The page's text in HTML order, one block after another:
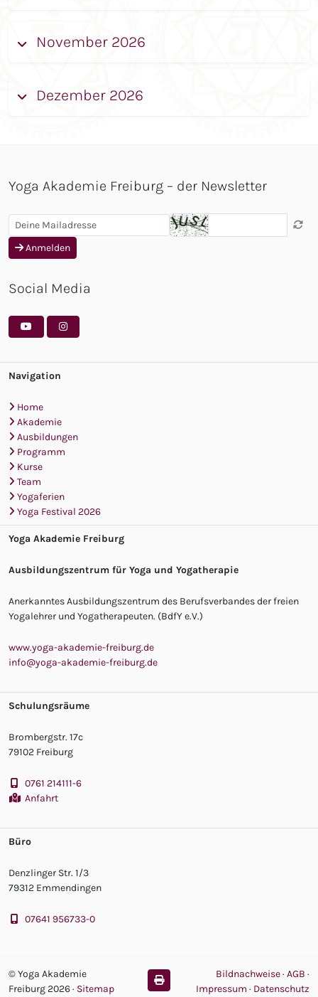
November 2026
Dezember 2026
Yoga Akademie Freiburg – der Newsletter
Anmelden
Social Media
Navigation
Home
Akademie
Ausbildungen
Programm
Kurse
Team
Yogaferien
Yoga Festival 2026
Yoga Akademie Freiburg
Ausbildungszentrum für Yoga und Yogatherapie
Anerkanntes Ausbildungszentrum des Berufsverbandes der freien
Yogalehrer und Yogatherapeuten. (BdfY e.V.)
www.yoga-akademie-freiburg.de
info@yoga-akademie-freiburg.de
Schulungsräume
Brombergstr. 17c
79102 Freiburg
0761 214111-6
Anfahrt
Büro
Denzlinger Str. 1/3
79312 Emmendingen
07641 956733-0
© Yoga Akademie
Freiburg 2026· Sitemap
Bildnachweise· AGB ·
Impressum · Datenschutz